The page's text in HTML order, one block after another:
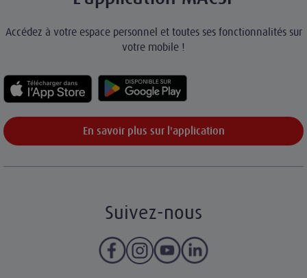
Accédez à votre espace personnel et toutes ses fonctionnalités sur
votre mobile !
En savoir plus sur l'application
Suivez-nous